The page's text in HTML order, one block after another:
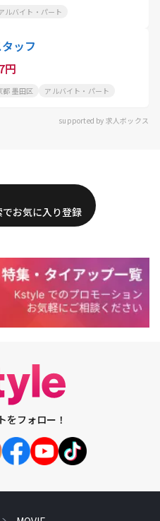
ルバイト・パート
ッフ
円
都 墨田区 アルバイト・パート
supported by 求人ボックス
お気に入り登録
をフォロー！